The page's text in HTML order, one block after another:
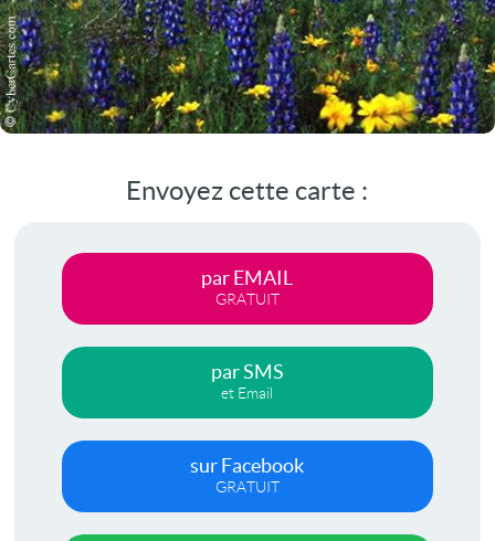
Envoyez cette carte :
par EMAIL
GRATUIT
par SMS
et Email
sur Facebook
GRATUIT